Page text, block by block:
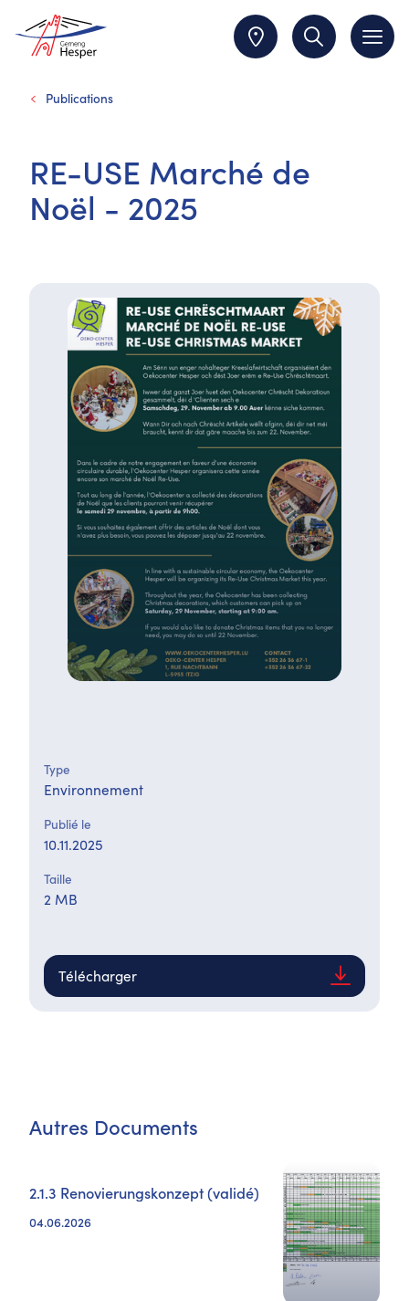
Publications
RE-USE Marché de
Noël - 2025
Type
Environnement
Publié le
10.11.2025
Taille
2 MB
Télécharger
Autres Documents
2.1.3 Renovierungskonzept (validé)
04.06.2026